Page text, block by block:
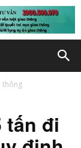
thông
tấn đi